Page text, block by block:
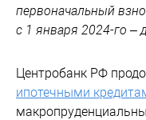
первоначальный
с 1 января 2024-го –
Центробанк РФ
ипотечными